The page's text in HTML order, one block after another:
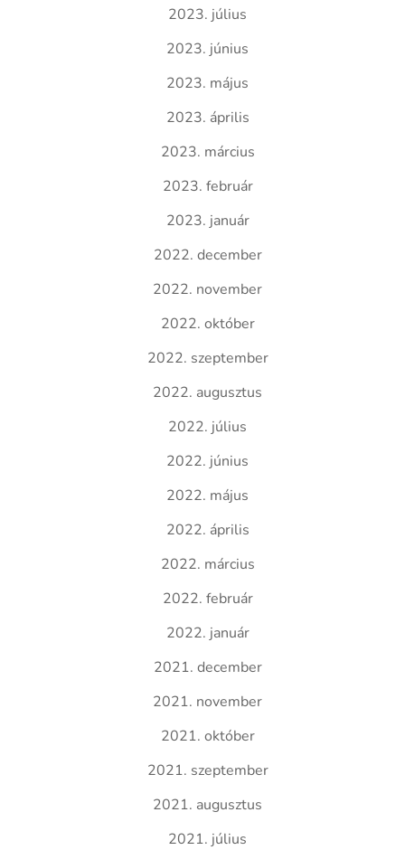
2023. július
2023. június
2023. május
2023. április
2023. március
2023. február
2023. január
2022. december
2022. november
2022. október
2022. szeptember
2022. augusztus
2022. július
2022. június
2022. május
2022. április
2022. március
2022. február
2022. január
2021. december
2021. november
2021. október
2021. szeptember
2021. augusztus
2021. július